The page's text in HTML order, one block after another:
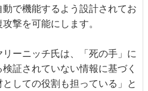
で機能するよう設計されてお
撃を可能にします。
ーニッチ氏は、「死の手」に
証されていない情報に基づく
しての役割も担っている」と